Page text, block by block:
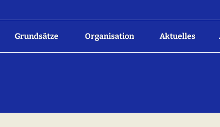
Grundsätze Organisation Aktuelles